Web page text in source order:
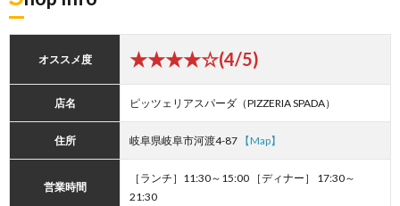
オススメ度 ★★★★☆(4/5)
店名 ピッツェリアスパーダ（PIZZERIA SPADA）
住所 岐阜県岐阜市河渡4-87 【Map】
営業時間
［ランチ］11:30～15:00 ［ディナー］ 17:30～
21:30